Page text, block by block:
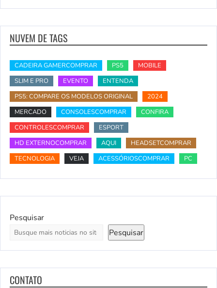
NUVEM DE TAGS
CADEIRA GAMERCOMPRAR PS5
MOBILE
SLIM E PRO
EVENTO
ENTENDA
PS5: COMPARE OS MODELOS ORIGINAL
2024
MERCADO
CONSOLESCOMPRAR
CONFIRA
CONTROLESCOMPRAR
ESPORT
HD EXTERNOCOMPRAR
AQUI
HEADSETCOMPRAR
TECNOLOGIA
VEJA ACESSÓRIOSCOMPRAR PC
Pesquisar
Pesquisar
CONTATO